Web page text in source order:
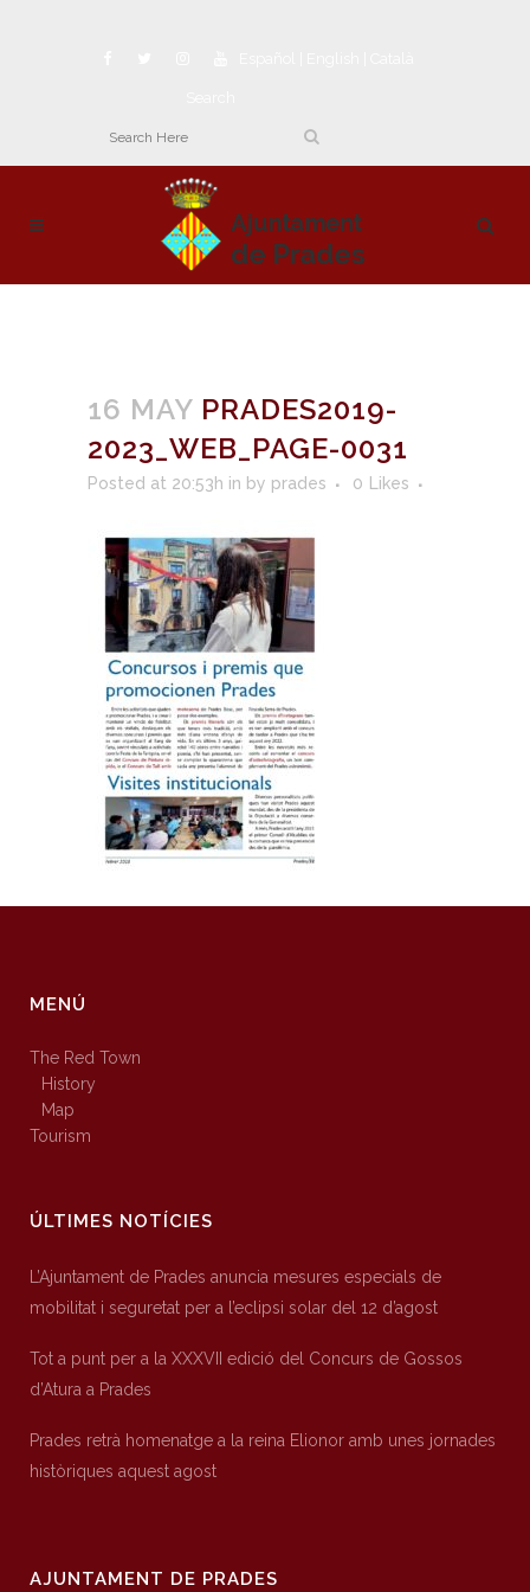
16 MAY PRADES2019-
2023_WEB_PAGE-0031
Posted at 20:53h in by prades 0 Likes
MENÚ
The Red Town
History
Map
Tourism
ÚLTIMES NOTÍCIES
L’Ajuntament de Prades anuncia mesures especials de
mobilitat i seguretat per a l’eclipsi solar del 12 d’agost
Tot a punt per a la XXXVII edició del Concurs de Gossos
d’Atura a Prades
Prades retrà homenatge a la reina Elionor amb unes jornades
històriques aquest agost
AJUNTAMENT DE PRADES